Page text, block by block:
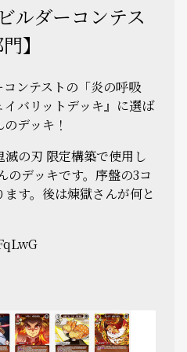
ルダーコンテス
】
ンテストの「炎の呼吸
バリットデッキ』に選ば
デッキ！
の刃 限定構築で使用し
のデッキです。序盤の3コ
す。後は煉獄さんが何と